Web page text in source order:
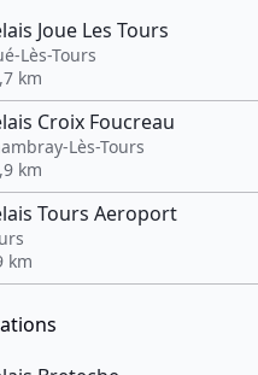
Joue Les Tours
Lès-Tours
km
Croix Foucreau
Lès-Tours
km
Tours Aeroport
km